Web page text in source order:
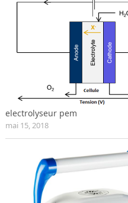
electrolyseur pem
mai 15, 2018